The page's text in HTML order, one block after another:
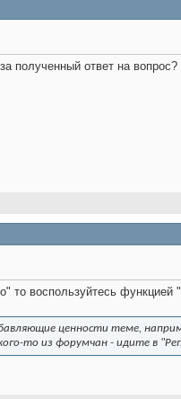
полученный ответ на
то воспользуйтесь функцией
ценности теме,
то из форумчан - идите в